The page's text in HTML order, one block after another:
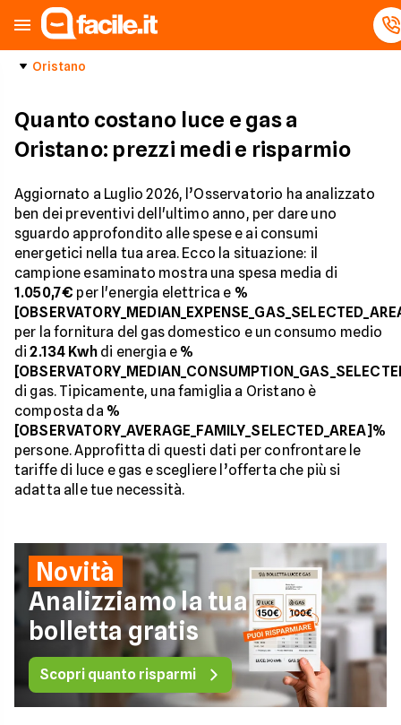
Oristano
Quanto costano luce e gas a
Oristano: prezzi medi e risparmio
Aggiornato a Luglio 2026, l’Osservatorio ha analizzato
ben dei preventivi dell'ultimo anno, per dare uno
sguardo approfondito alle spese e ai consumi
energetici nella tua area. Ecco la situazione: il
campione esaminato mostra una spesa media di
1.050,7€ per l'energia elettrica e %
per la fornitura del gas domestico e un consumo medio
di2.134 Kwhdi energia e %
di gas. Tipicamente, una famiglia a Oristano è
composta da %
[OBSERVATORY_AVERAGE_FAMILY_SELECTED_AREA]%
persone. Approfitta di questi dati per confrontare le
tariffe di luce e gas e scegliere l’offerta che più si
adatta alle tue necessità.
Novità
Analizziamo la tua
bolletta gratis
Scopri quanto risparmi